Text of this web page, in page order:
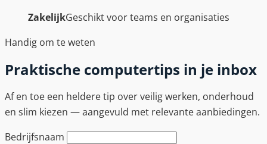
ZakelijkGeschikt voor teams en organisaties
Handig om te weten
Praktische computertips in je inbox
Af en toe een heldere tip over veilig werken, onderhoud
en slim kiezen — aangevuld met relevante aanbiedingen.
Bedrijfsnaam